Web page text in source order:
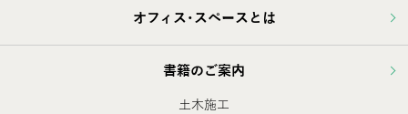
オフィス･スペースとは
書籍のご案内
土木施工